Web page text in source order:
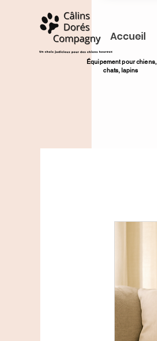
Accueil
​Équipement pour chiens,
chats, lapins